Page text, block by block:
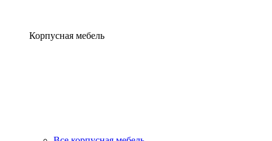
Корпусная мебель